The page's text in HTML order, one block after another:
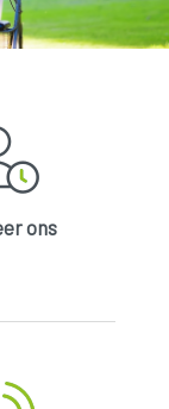
ons